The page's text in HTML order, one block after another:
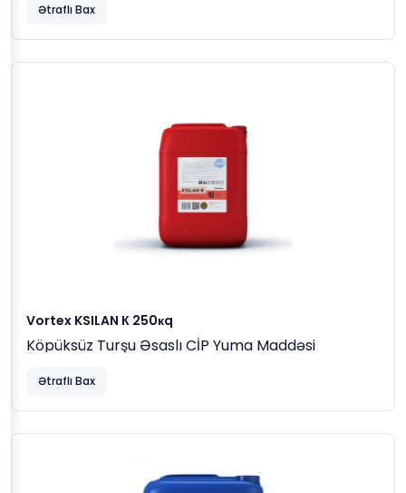
Ətraflı Bax
Vortex KSILAN К 250кq
Köpüksüz Turşu Əsaslı CİP Yuma Maddəsi
Ətraflı Bax